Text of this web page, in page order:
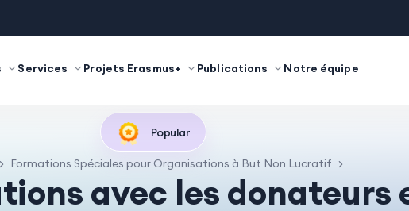
Services Projets Erasmus+ Publications Notre équipe
Popular
Formations Spéciales pour Organisations à But Non Lucratif
avec les donateurs